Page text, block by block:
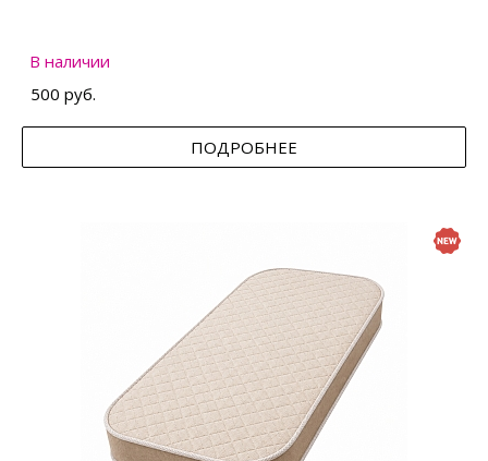
В наличии
500 руб.
ПОДРОБНЕЕ